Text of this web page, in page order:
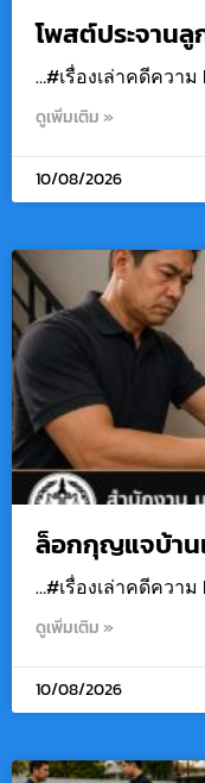
โพสต์ประจาน
…#เรื่องเล่าคดีควา
ดูเพิ่มเติม »
10/08/2026
ล็อกกุญแจบ้าน
…#เรื่องเล่าคดีควา
ดูเพิ่มเติม »
10/08/2026